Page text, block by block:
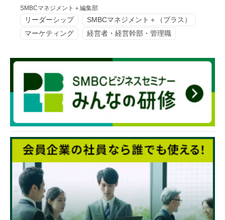
SMBCマネジメント＋編集部
リーダーシップ
SMBCマネジメント＋（プラス）
マーケティング
経営者・経営幹部・管理職